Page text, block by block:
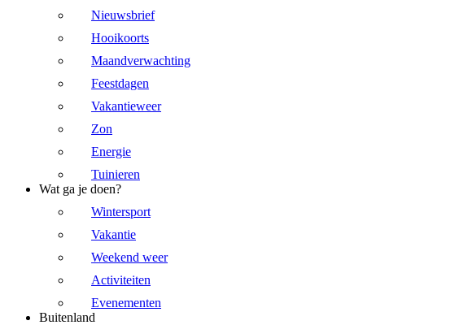
Nieuwsbrief
Hooikoorts
Maandverwachting
Feestdagen
Vakantieweer
Zon
Energie
Tuinieren
Wat ga je doen?
Wintersport
Vakantie
Weekend weer
Activiteiten
Evenementen
Buitenland